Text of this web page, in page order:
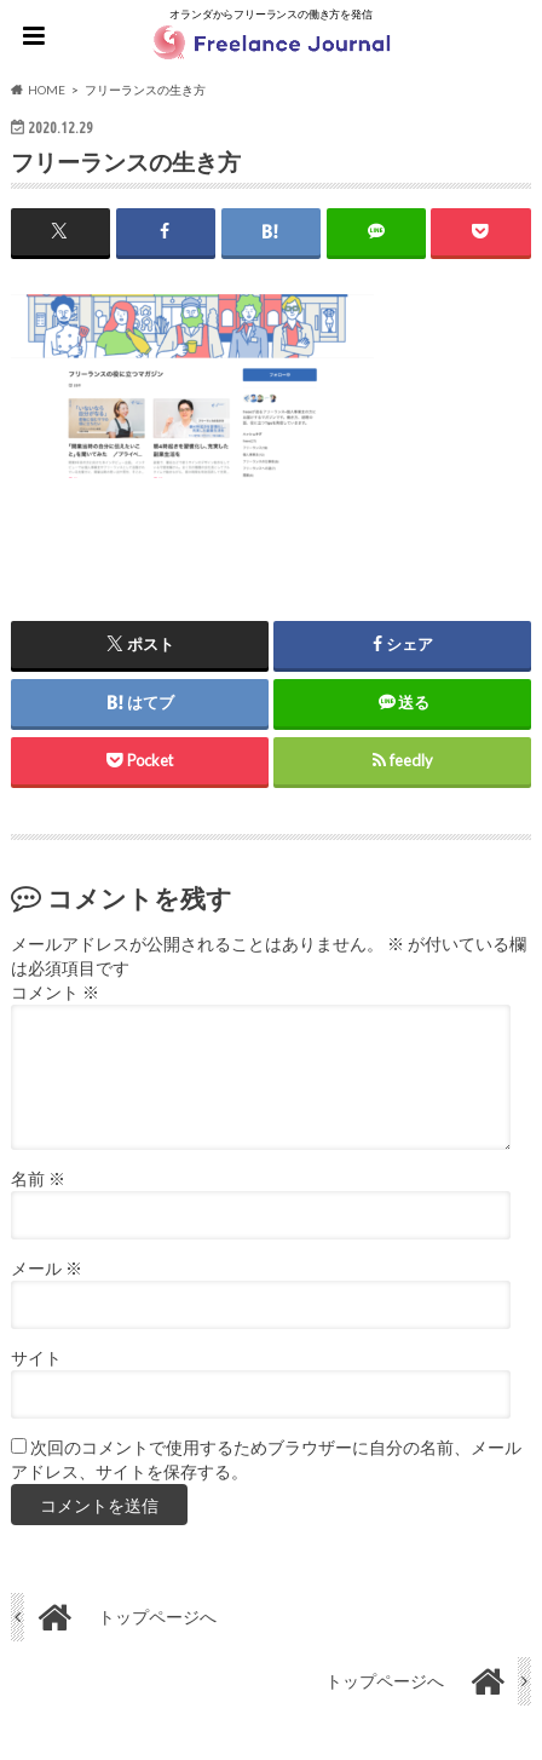
オランダからフリーランスの働き方を発信
HOME フリーランスの生き方
2020.12.29
フリーランスの生き方
ポスト シェア
はてブ 送る
Pocket feedly
コメントを残す
メールアドレスが公開されることはありません。 ※ が付いている欄
は必須項目です
コメント ※
名前 ※
メール ※
サイト
次回のコメントで使用するためブラウザーに自分の名前、メール
アドレス、サイトを保存する。
トップページへ
トップページへ